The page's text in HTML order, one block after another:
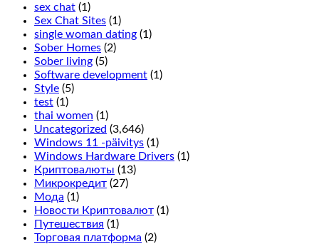
chip
in
between
the
2
the
outside
line,
it
only
adds
symbols
on
the
sex chat (1)
Sex Chat Sites (1)
single woman dating (1)
Sober Homes (2)
Sober living (5)
Software development (1)
Style (5)
test (1)
thai women (1)
Uncategorized (3,646)
Windows 11 -päivitys (1)
Windows Hardware Drivers (1)
Криптовалюты (13)
Микрокредит (27)
Мода (1)
Новости Криптовалют (1)
Путешествия (1)
Торговая платформа (2)